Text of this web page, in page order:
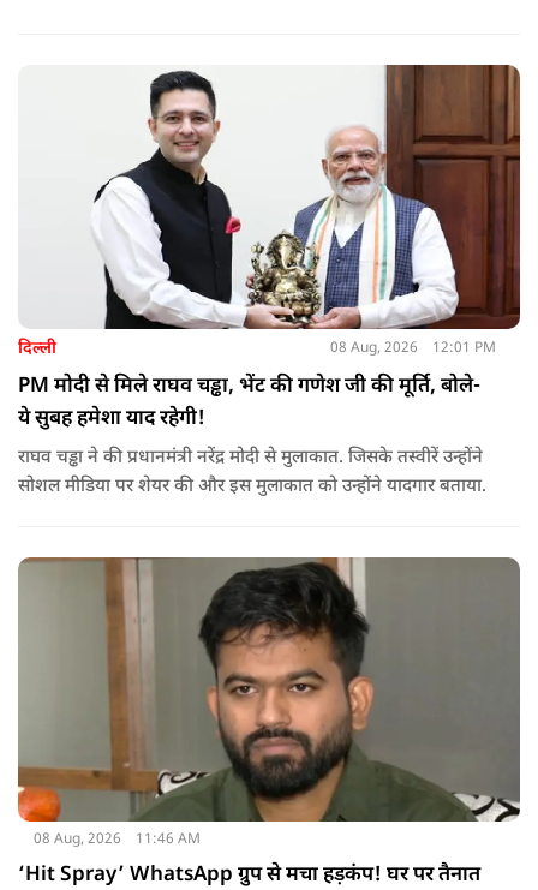
दिल्ली 08 Aug, 2026 12:01 PM
PM मोदी से मिले राघव चड्ढा, भेंट की गणेश जी की मूर्ति, बोले-
ये सुबह हमेशा याद रहेगी!
राघव चड्ढा ने की प्रधानमंत्री नरेंद्र मोदी से मुलाकात. जिसके तस्वीरें उन्होंने
सोशल मीडिया पर शेयर की और इस मुलाकात को उन्होंने यादगार बताया.
08 Aug, 2026 11:46 AM
‘Hit Spray’ WhatsApp ग्रुप से मचा हड़कंप! घर पर तैनात